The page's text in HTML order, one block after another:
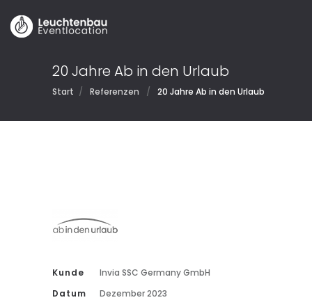
20 Jahre Ab in den Urlaub
Start / Referenzen / 20 Jahre Ab in den Urlaub
Kunde
Invia SSC Germany GmbH
Datum
Dezember 2023